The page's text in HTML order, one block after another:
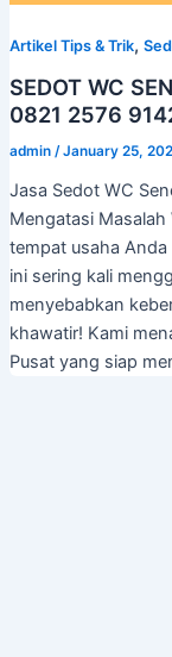
Artikel Tips & Trik,
SEDOT WC
0821 2576
admin /January 25,
Jasa Sedot WC
Mengatasi
tempat usaha
ini sering kali
menyebabkan
khawatir! Kami
Pusat yang siap